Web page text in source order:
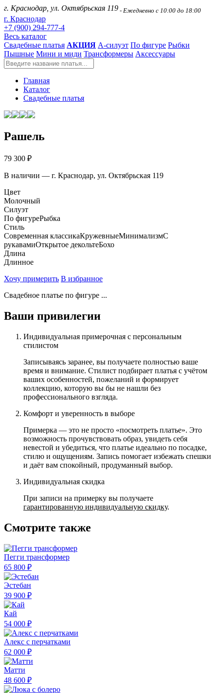
г. Краснодар, ул. Октябрьская 119 - Ежедневно с 10:00 до 18:00
г. Краснодар
+7 (900) 294-777-4
Весь каталог
Свадебные платья АКЦИЯ А-силуэт По фигуре Рыбки
Пышные Мини и миди Трансформеры Аксессуары
Главная
Каталог
Свадебные платья
Рашель
79 300 ₽
В наличии — г. Краснодар, ул. Октябрьская 119
Цвет
Молочный
Силуэт
По фигуреРыбка
Стиль
Современная классикаКружевныеМинимализмС
рукавамиОткрытое декольтеБохо
Длина
Длинное
Хочу примерить В избранное
Свадебное платье по фигуре ...
Ваши привилегии
Индивидуальная примерочная с персональным
стилистом
Записываясь заранее, вы получаете полностью ваше
время и внимание. Стилист подбирает платья с учётом
ваших особенностей, пожеланий и формирует
коллекцию, которую вы бы не нашли без
профессионального взгляда.
Комфорт и уверенность в выборе
Примерка — это не просто «посмотреть платье». Это
возможность прочувствовать образ, увидеть себя
невестой и убедиться, что платье идеально по посадке,
стилю и ощущениям. Запись помогает избежать спешки
и даёт вам спокойный, продуманный выбор.
Индивидуальная скидка
При записи на примерку вы получаете
гарантированную индивидуальную скидку.
Смотрите также
Пегги трансформер
65 800 ₽
Эстебан
39 900 ₽
Кай
54 000 ₽
Алекс с перчатками
62 000 ₽
Матти
48 600 ₽